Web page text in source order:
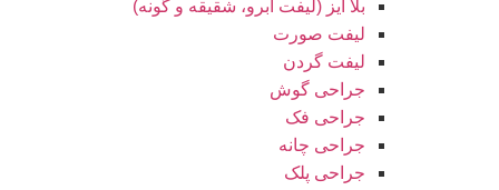
بلا آیز (لیفت ابرو، شقیقه و گونه)
لیفت صورت
لیفت گردن
جراحی گوش
جراحی فک
جراحی چانه
جراحی پلک